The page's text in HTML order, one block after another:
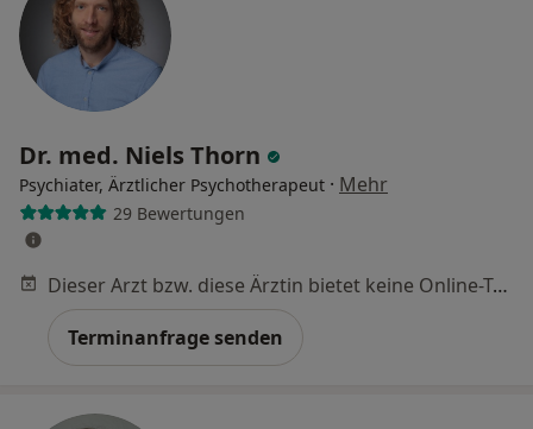
Dr. med. Niels Thorn
Psychiater, Ärztlicher Psychotherapeut · Mehr
29 Bewertungen
Dieser Arzt bzw. diese Ärztin bietet keine Online-Terminbuchung an diesem Standort an.
Terminanfrage senden